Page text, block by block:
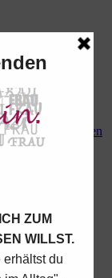
Partner, der
anderen Bereichen